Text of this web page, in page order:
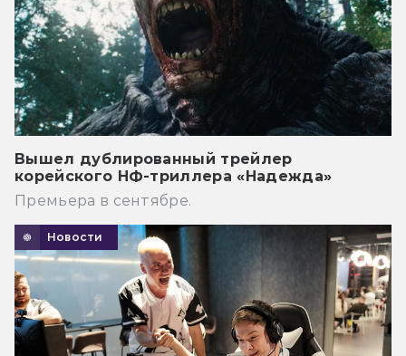
Вышел дублированный трейлер
корейского НФ-триллера «Надежда»
Премьера в сентябре.
Новости